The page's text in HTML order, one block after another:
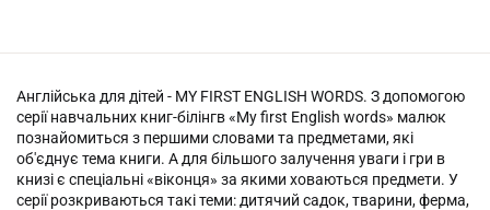
Англійська для дітей - MY FIRST ENGLISH WORDS. З допомогою
серії навчальних книг-білінгв «My first English words» малюк
познайомиться з першими словами та предметами, які
об'єднує тема книги. А для більшого залучення уваги і гри в
книзі є спеціальні «віконця» за якими ховаються предмети. У
серії розкриваються такі теми: дитячий садок, тварини, ферма,